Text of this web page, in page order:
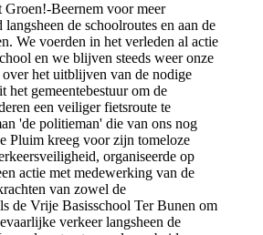
Beernem voor meer
de schoolroutes en aan de
We voerden in het verleden al actie
en we blijven steeds weer onze
het uitblijven van de nodige
het gemeentebestuur om de
een veiliger fietsroute te
'de politieman' die van ons nog
Pluim kreeg voor zijn tomeloze
organiseerde op
actie met medewerking van de
van zowel de
de Vrije Basisschool Ter Bunen om
verkeer langsheen de